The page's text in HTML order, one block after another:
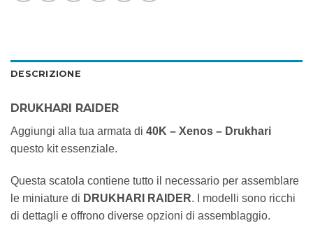
DESCRIZIONE
DRUKHARI RAIDER
Aggiungi alla tua armata di 40K – Xenos – Drukhari
questo kit essenziale.
Questa scatola contiene tutto il necessario per assemblare
le miniature di DRUKHARI RAIDER. I modelli sono ricchi
di dettagli e offrono diverse opzioni di assemblaggio.